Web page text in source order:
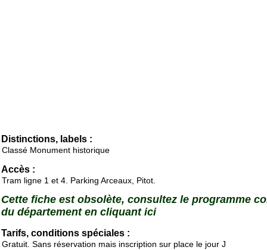
Distinctions, labels :
Classé Monument historique
Accès :
Tram ligne 1 et 4. Parking Arceaux, Pitot.
Cette fiche est obsolète, consultez le programme
du département en cliquant ici
Tarifs, conditions spéciales :
Gratuit. Sans réservation mais inscription sur place le jour J